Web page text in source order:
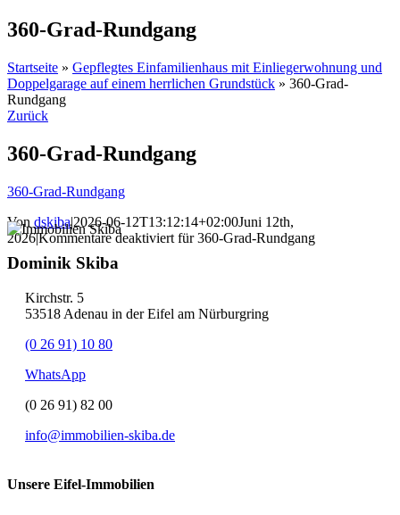
360-Grad-Rundgang
Startseite » Gepflegtes Einfamilienhaus mit Einliegerwohnung und
Doppelgarage auf einem herrlichen Grundstück » 360-Grad-
Rundgang
Zurück
360-Grad-Rundgang
360-Grad-Rundgang
Von dskiba|2026-06-12T13:12:14+02:00Juni 12th,
2026|Kommentare deaktiviert für 360-Grad-Rundgang
Dominik Skiba
Kirchstr. 5
53518 Adenau in der Eifel am Nürburgring
(0 26 91) 10 80
WhatsApp
(0 26 91) 82 00
info@immobilien-skiba.de
Unsere Eifel-Immobilien